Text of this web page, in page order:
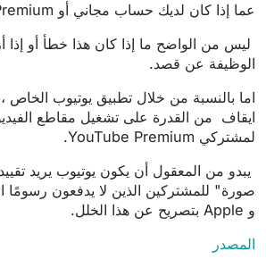
عما إذا كان لديك حساب مجاني أو Premium.
الوظيفة عن قصد.
اما بالنسبة من خلال تطبيق يوتيوب الخاص
ايقاف من القدرة على تشغيل مقاطع
لمشتركي YouTube Premium.
يبدو من المعقول أن يكون يوتيوب يريد
و Apple بتصريح عن هذا الخلل.
المصدر